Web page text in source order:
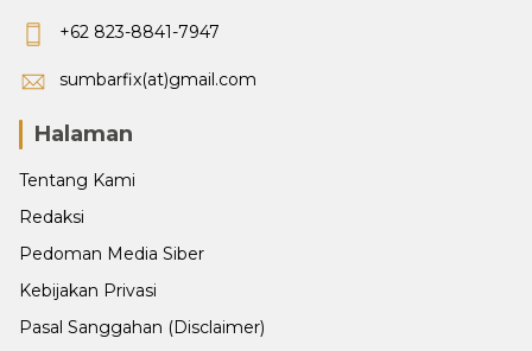
+62 823-8841-7947
sumbarfix(at)gmail.com
Halaman
Tentang Kami
Redaksi
Pedoman Media Siber
Kebijakan Privasi
Pasal Sanggahan (Disclaimer)